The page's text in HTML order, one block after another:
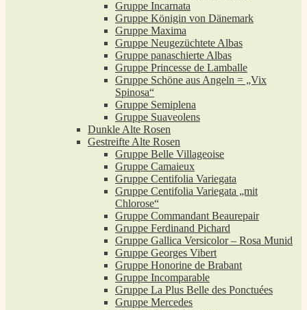
Gruppe Incarnata
Gruppe Königin von Dänemark
Gruppe Maxima
Gruppe Neugezüchtete Albas
Gruppe panaschierte Albas
Gruppe Princesse de Lamballe
Gruppe Schöne aus Angeln = „Vix
Spinosa“
Gruppe Semiplena
Gruppe Suaveolens
Dunkle Alte Rosen
Gestreifte Alte Rosen
Gruppe Belle Villageoise
Gruppe Camaieux
Gruppe Centifolia Variegata
Gruppe Centifolia Variegata „mit
Chlorose“
Gruppe Commandant Beaurepair
Gruppe Ferdinand Pichard
Gruppe Gallica Versicolor – Rosa Munid
Gruppe Georges Vibert
Gruppe Honorine de Brabant
Gruppe Incomparable
Gruppe La Plus Belle des Ponctuées
Gruppe Mercedes